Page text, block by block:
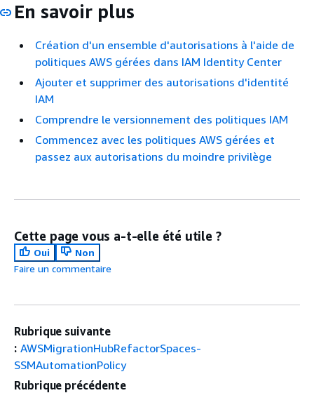
En savoir plus
Création d'un ensemble d'autorisations à l'aide de
politiques AWS gérées dans IAM Identity Center
Ajouter et supprimer des autorisations d'identité
IAM
Comprendre le versionnement des politiques IAM
Commencez avec les politiques AWS gérées et
passez aux autorisations du moindre privilège
Cette page vous a-t-elle été utile ?
Oui
Non
Faire un commentaire
Rubrique suivante
: AWSMigrationHubRefactorSpaces-
SSMAutomationPolicy
Rubrique précédente